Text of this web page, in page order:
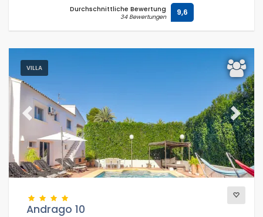
Durchschnittliche Bewertung
34 Bewertungen 9,6
VILLA
Previous Next
Andrago 10